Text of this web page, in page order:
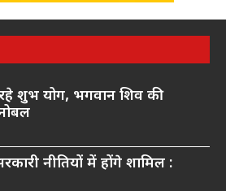
रहे शुभ योग, भगवान शिव की
नीतियों में होंगे शामिल :